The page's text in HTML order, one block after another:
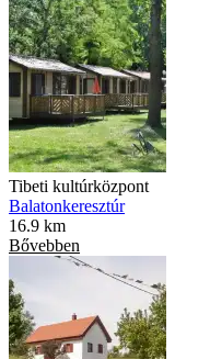
Tibeti kultúrközpont
Balatonkeresztúr
16.9 km
Bővebben